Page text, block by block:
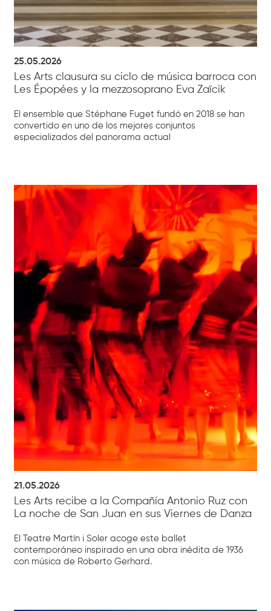
25.05.2026
Les Arts clausura su ciclo de música barroca con
Les Épopées y la mezzosoprano Eva Zaïcik
El ensemble que Stéphane Fuget fundó en 2018 se han
convertido en uno de los mejores conjuntos
especializados del panorama actual
21.05.2026
Les Arts recibe a la Compañía Antonio Ruz con
La noche de San Juan en sus Viernes de Danza
El Teatre Martín i Soler acoge este ballet
contemporáneo inspirado en una obra inédita de 1936
con música de Roberto Gerhard.